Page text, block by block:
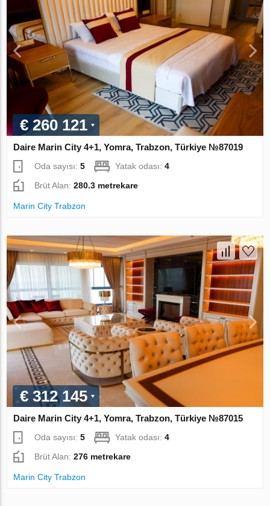
€ 260 121
Daire Marin City 4+1, Yomra, Trabzon, Türkiye №87019
Oda sayısı:5 Yatak odası:4
Brüt Alan:280.3 metrekare
Marin City Trabzon
€ 312 145
Daire Marin City 4+1, Yomra, Trabzon, Türkiye №87015
Oda sayısı:5 Yatak odası:4
Brüt Alan:276 metrekare
Marin City Trabzon